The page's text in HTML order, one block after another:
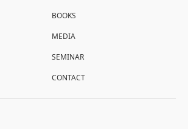
BOOKS
MEDIA
SEMINAR
CONTACT